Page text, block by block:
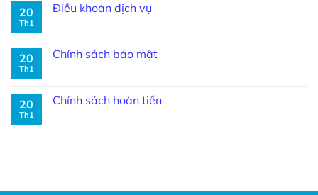
20
Th1
Điều khoản dịch vụ
20
Th1
Chính sách bảo mật
20
Th1
Chính sách hoàn tiền